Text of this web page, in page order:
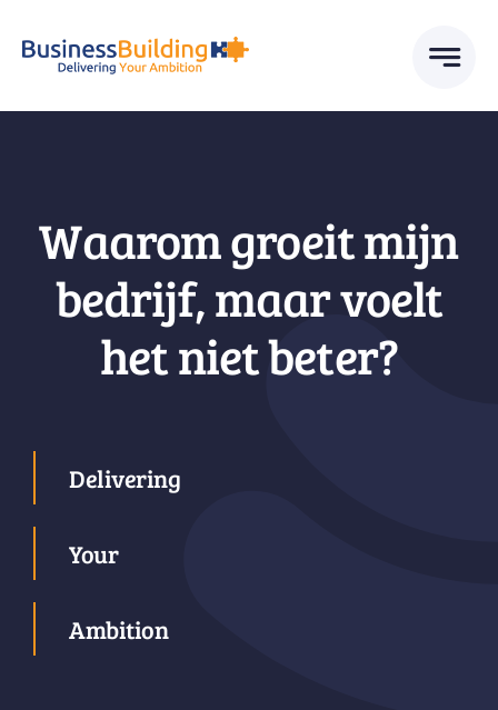
Waarom groeit mijn
bedrijf, maar voelt
het niet beter?
Delivering
Your
Ambition